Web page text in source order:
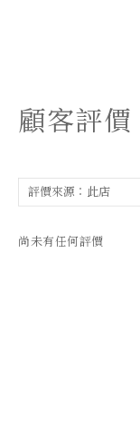
顧客評價
尚未有任何評價